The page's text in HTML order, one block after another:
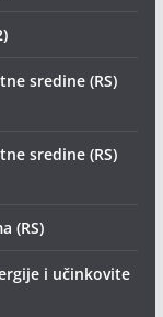
sredine (RS)
sredine (RS)
(RS)
i učinkovite